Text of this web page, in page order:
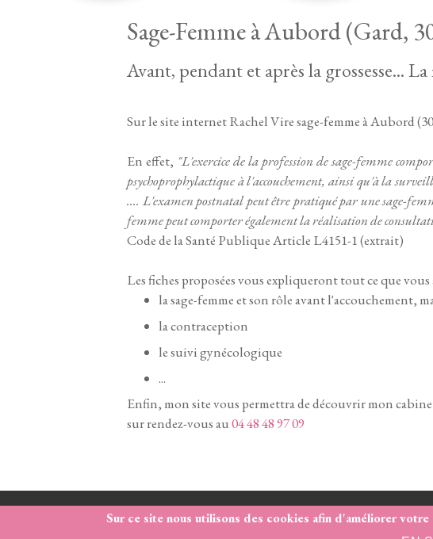
Sage-Femme à Aubord (Gard,
Avant, pendant et après la grossesse...
Sur le site internet Rachel Vire sage-femme à Aubord
En effet, "L'exercice de la profession de sage-femme
psychoprophylactique à l'accouchement, ainsi qu'à la
.... L'examen postnatal peut être pratiqué par une sage-
femme peut comporter également la réalisation de
Code de la Santé Publique Article L4151-1 (extrait)
Les fiches proposées vous expliqueront tout ce que
la sage-femme et son rôle avant l'accouchement,
la contraception
le suivi gynécologique
...
Enfin, mon site vous permettra de découvrir mon
sur rendez-vous au04 48 48 97 09
Honoraires-Mentions légales-www.byen.site
Sur ce site nous utilisons des cookies afin d'améliorer